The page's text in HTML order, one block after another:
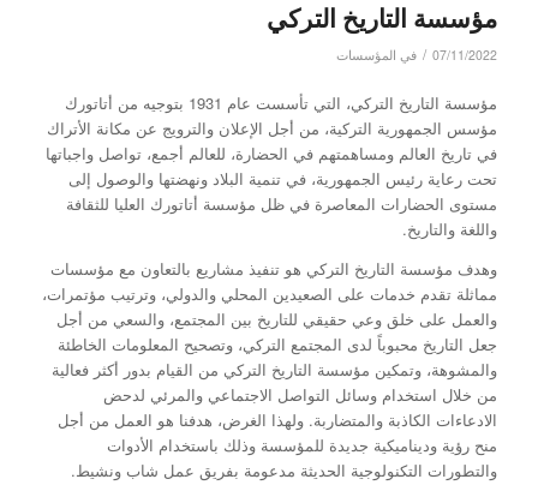
مؤسسة التاريخ التركي
07/11/2022
/ في المؤسسات
مؤسسة التاريخ التركي، التي تأسست عام 1931 بتوجيه من أتاتورك
مؤسس الجمهورية التركية، من أجل الإعلان والترويج عن مكانة الأتراك
في تاريخ العالم ومساهمتهم في الحضارة، للعالم أجمع، تواصل واجباتها
تحت رعاية رئيس الجمهورية، في تنمية البلاد ونهضتها والوصول إلى
مستوى الحضارات المعاصرة في ظل مؤسسة أتاتورك العليا للثقافة
واللغة والتاريخ.
وهدف مؤسسة التاريخ التركي هو تنفيذ مشاريع بالتعاون مع مؤسسات
مماثلة تقدم خدمات على الصعيدين المحلي والدولي، وترتيب مؤتمرات،
والعمل على خلق وعي حقيقي للتاريخ بين المجتمع، والسعي من أجل
جعل التاريخ محبوباً لدى المجتمع التركي، وتصحيح المعلومات الخاطئة
والمشوهة، وتمكين مؤسسة التاريخ التركي من القيام بدور أكثر فعالية
من خلال استخدام وسائل التواصل الاجتماعي والمرئي لدحض
الادعاءات الكاذبة والمتضاربة. ولهذا الغرض، هدفنا هو العمل من أجل
منح رؤية وديناميكية جديدة للمؤسسة وذلك باستخدام الأدوات
والتطورات التكنولوجية الحديثة مدعومة بفريق عمل شاب ونشيط.